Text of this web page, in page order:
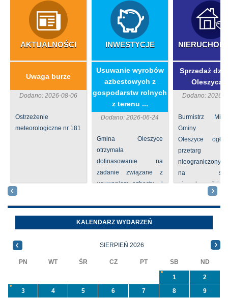
AKTUALNOŚCI
Uwaga burze
Dodano: 2026-08-06
Ostrzeżenie
meteorologiczne nr 181
INWESTYCJE
​Usuwanie wyrobów
azbestowych z
gospodarstw rolnych
z terenu ...
Dodano: 2026-06-24
Gmina Oleszyce
otrzymała
dofinasowanie na
zadanie związane z
usuwaniem azbestu i
azbest w ramach
programu
priorytetowego
NFOŚiGW pn.
Sprzedaż
Dodano: 2026-
Burmistrz
Gminy
Oleszyce
przetarg
nieograniczony
na
nieruchomości nr
Oleszycach
Orzeszkowej.
informacji ...
KALENDARZ WYDARZEŃ
SIERPIEŃ 2026
PN WT ŚR CZ PT SB ND
1
2
3
4 5 6 7 8
9